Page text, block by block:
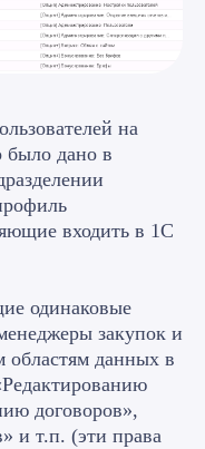
на
было дано в
входить в 1С
одинаковые
закупок и
областям данных в
договоров»,
и т.п. (эти права